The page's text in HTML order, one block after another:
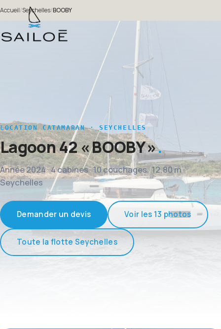
Accueil/Seychelles/BOOBY
LOCATION CATAMARAN · SEYCHELLES
Lagoon 42« BOOBY »
Année 2024 · 4 cabines · 10 couchages · 12,80 m ·
Seychelles
Demander un devis Voir les 13 photos
Toute la flotte Seychelles